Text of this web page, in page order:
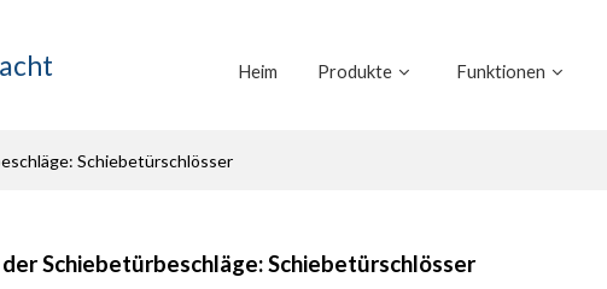
Heim Produkte Funktionen
Schiebetürschlösser
Schiebetürbeschläge: Schiebetürschlösser